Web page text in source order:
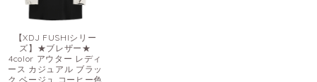
【XDJ FUSHIシリー
ズ】★ブレザー★
4color アウター レディ
ース カジュアル ブラッ
ク ベージュ コーヒー色